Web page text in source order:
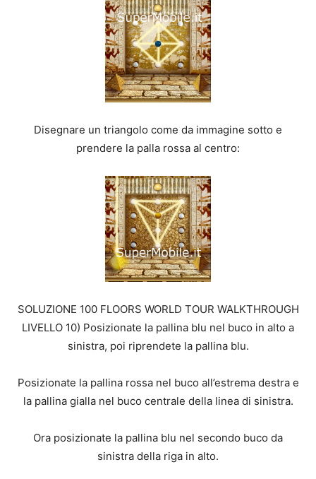
Disegnare un triangolo come da immagine sotto e
prendere la palla rossa al centro:
SOLUZIONE 100 FLOORS WORLD TOUR WALKTHROUGH
LIVELLO 10) Posizionate la pallina blu nel buco in alto a
sinistra, poi riprendete la pallina blu.
Posizionate la pallina rossa nel buco all’estrema destra e
la pallina gialla nel buco centrale della linea di sinistra.
Ora posizionate la pallina blu nel secondo buco da
sinistra della riga in alto.